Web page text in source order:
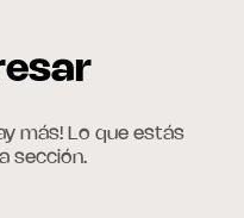
más! Lo que estás
sección.